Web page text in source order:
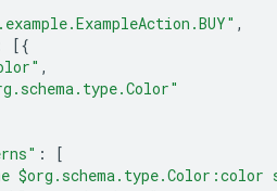
,
[{
,
:
[
$org.schema.type.Color:color